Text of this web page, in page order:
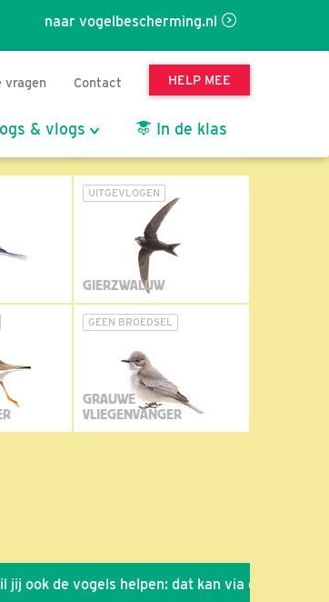
naar vogelbescherming.nl
vragen Contact HELP MEE
& vlogs In de klas
UITGEVLOGEN
GIERZWALUW
GEEN BROEDSEL
GRAUWE
VLIEGENVANGER
de vogels helpen: dat kan via de link!